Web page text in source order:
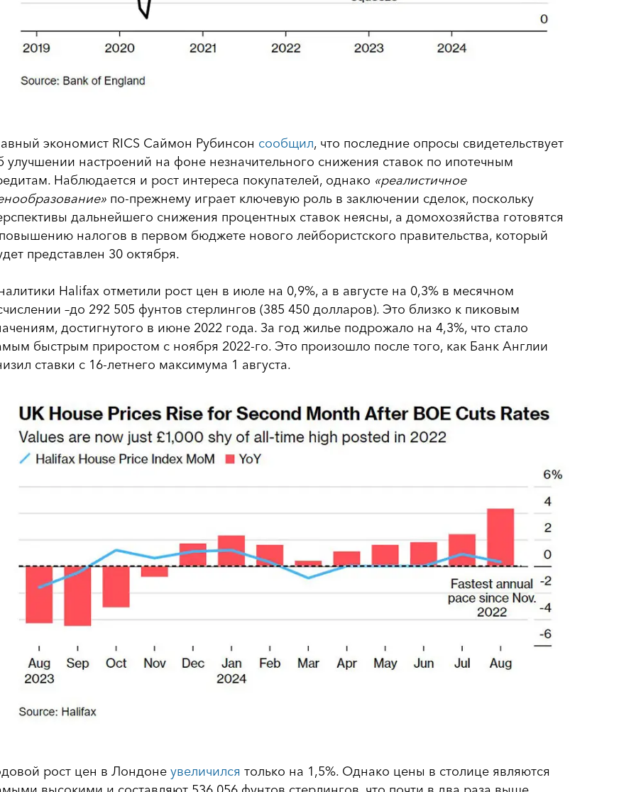
экономист RICS Саймон Рубинсон сообщил, что последние опросы свидетельствует
улучшении настроений на фоне незначительного снижения ставок по ипотечным
Наблюдается и рост интереса покупателей, однако «реалистичное
по-прежнему играет ключевую роль в заключении сделок, поскольку
дальнейшего снижения процентных ставок неясны, а домохозяйства готовятся
налогов в первом бюджете нового лейбористского правительства, который
представлен 30 октября.
Halifax отметили рост цен в июле на 0,9%, а в августе на 0,3% в месячном
–до 292 505 фунтов стерлингов (385 450 долларов). Это близко к пиковым
достигнутого в июне 2022 года. За год жилье подрожало на 4,3%, что стало
быстрым приростом с ноября 2022-го. Это произошло после того, как Банк Англии
ставки с 16-летнего максимума 1 августа.
рост цен в Лондоне увеличился только на 1,5%. Однако цены в столице являются